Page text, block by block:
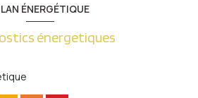
ÉNERGÉTIQUE
énergetiques